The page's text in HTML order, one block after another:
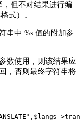
，但不对结果进行编
式）。
串中 %s 值的附加参
数使用，则该结果应
回，否则最终字符串将